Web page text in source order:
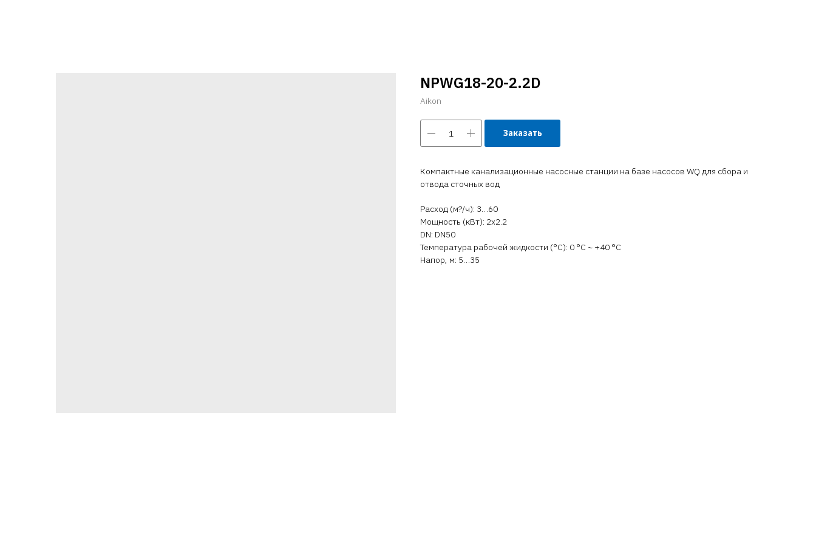
NPWG18-20-2.2D
Aikon
Заказать
Компактные канализационные насосные станции на базе насосов WQ для сбора и
отвода сточных вод
Расход (м?/ч): 3…60
Мощность (кВт): 2x2.2
DN: DN50
Температура рабочей жидкости (°C): 0 °С ~ +40 °С
Напор, м: 5…35